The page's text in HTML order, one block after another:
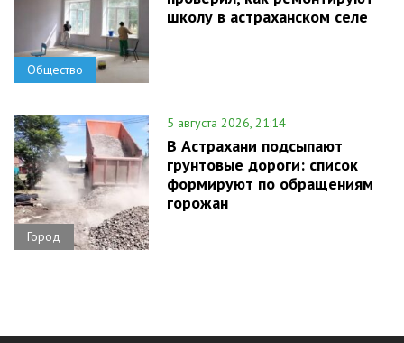
Общество
школу в астраханском селе
Город
5 августа 2026, 21:14
В Астрахани подсыпают
грунтовые дороги: список
формируют по обращениям
горожан